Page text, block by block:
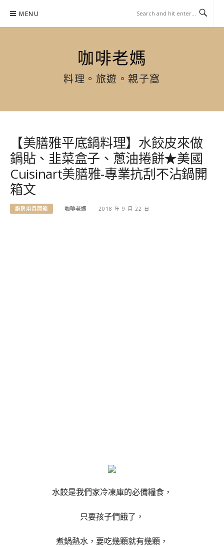
content
MENU
咖啡老媽
料理。旅遊。親子窩
【美膳雅平底鍋料理】水餃皮來做
鍋貼、韭菜盒子、蔥油捲餅★美國
Cuisinart美膳雅-專業抗刮不沾鍋開
箱文
廚房用具開箱 咖啡老媽 2018 年 9 月 22 日
水餃是我們家冷凍庫的必備糧食，
只要孩子們餓了，
煮鍋熱水，要吃幾顆就有幾顆，